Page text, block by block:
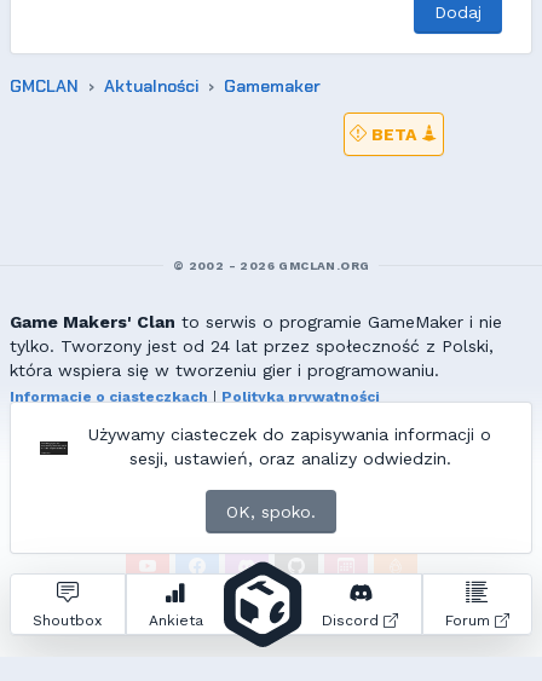
Dodaj
GMCLAN Aktualności Gamemaker
Używamy ciasteczek do zapisywania informacji o
sesji, ustawień, oraz analizy odwiedzin.
OK, spoko.
Shoutbox Ankieta Discord Forum
BETA
© 2002 - 2026 GMCLAN.ORG
Game Makers' Clan to serwis o programie GameMaker i nie
tylko. Tworzony jest od 24 lat przez społeczność z Polski,
która wspiera się w tworzeniu gier i programowaniu.
Informacje o ciasteczkach
Polityka prywatności
Wszelkie prawa zastrzeżone. Kopiowanie materiałów bez zgody
redakcji zabronione!
ZNAJDZIESZ NAS TAKŻE NA:
Zapytań do bazy: • Czas generowania: